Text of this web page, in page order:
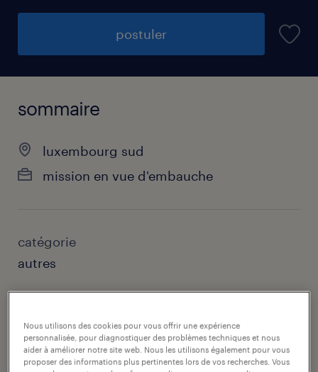
postuler
sommaire
luxembourg sud
mission en vue d'embauche
catégorie
autres
randstad luxembourg
courriel du contact
Nous utilisons des cookies pour vous offrir une expérience
personnalisée, pour diagnostiquer des problèmes techniques et nous
aider à améliorer notre site web. Nous les utilisons également pour vous
proposer des informations plus pertinentes lors de vos recherches. Vous